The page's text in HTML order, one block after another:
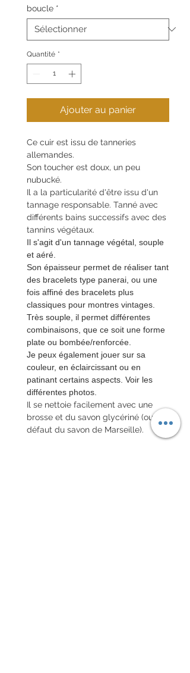
boucle *
Quantité *
Ajouter au panier
Ce cuir est issu de tanneries
allemandes.
Son toucher est doux, un peu
nubucké.
Il a la particularité d'être issu d'un
tannage responsable. Tanné avec
différents bains successifs avec des
tannins végétaux.
Il s'agit d'un tannage végétal, souple
et aéré.
Son épaisseur permet de réaliser tant
des bracelets type panerai, ou une
fois affiné des bracelets plus
classiques pour montres vintages.
Très souple, il permet différentes
combinaisons, que ce soit une forme
plate ou bombée/renforcée.
Je peux également jouer sur sa
couleur, en éclaircissant ou en
patinant certains aspects. Voir les
différentes photos.
Il se nettoie facilement avec une
brosse et du savon glycériné (ou à
défaut du savon de Marseille).